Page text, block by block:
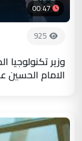
00:47
925
وزير تكنولوجيا
الامام الحسين